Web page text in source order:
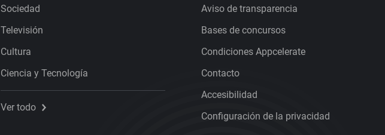
Sociedad
Televisión
Cultura
Ciencia y Tecnología
Ver todo
Aviso de transparencia
Bases de concursos
Condiciones Appcelerate
Contacto
Accesibilidad
Configuración de la privacidad